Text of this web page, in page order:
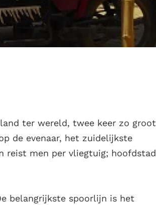
ter wereld, twee keer zo groot
de evenaar, het zuidelijkste
reist men per vliegtuig; hoofdstad
belangrijkste spoorlijn is het